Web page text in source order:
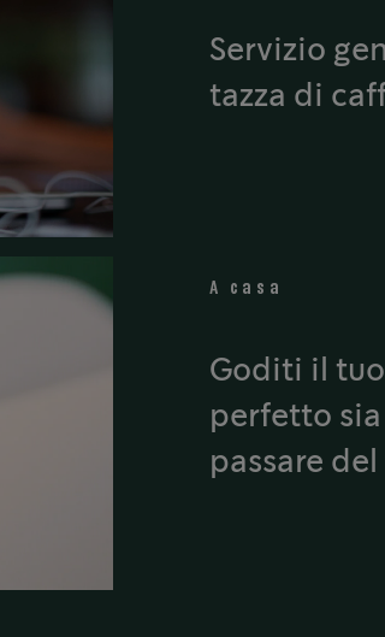
Servizio
tazza di
A casa
Goditi il
perfetto
passare